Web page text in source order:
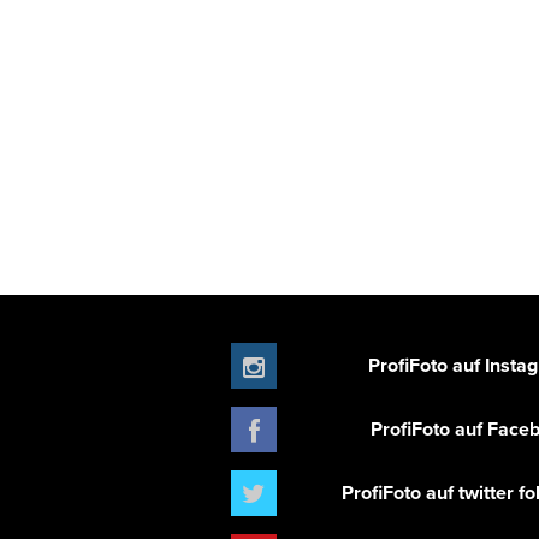
ProfiFoto auf
ProfiFoto auf
ProfiFoto auf twitter